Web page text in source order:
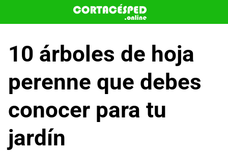
10 árboles de hoja
perenne que debes
conocer para tu
jardín